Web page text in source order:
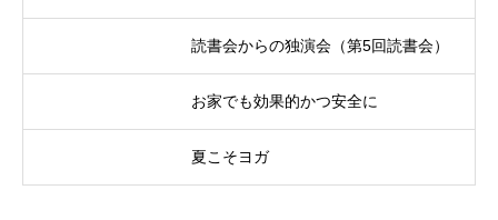
読書会からの独演会（第5回読書会）
お家でも効果的かつ安全に
夏こそヨガ